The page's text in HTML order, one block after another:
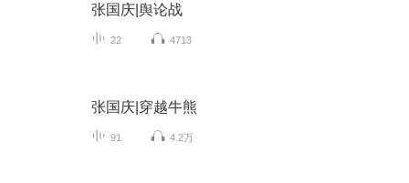
张国庆|舆论战
22 4713
张国庆|穿越牛熊
91 4.2万